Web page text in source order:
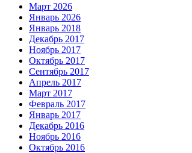
Март 2026
Январь 2026
Январь 2018
Декабрь 2017
Ноябрь 2017
Октябрь 2017
Сентябрь 2017
Апрель 2017
Март 2017
Февраль 2017
Январь 2017
Декабрь 2016
Ноябрь 2016
Октябрь 2016